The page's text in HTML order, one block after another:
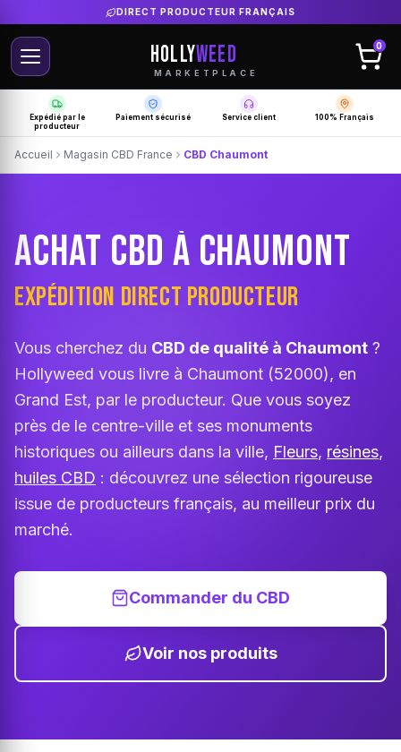
LIVRAISON GRATUITE SELON PRODUCTEUR
HOLLYWEED
MARKETPLACE
0
Expédié par le
producteur
Paiement sécurisé Service client 100% Français
Accueil Magasin CBD France CBD Chaumont
ACHAT CBD À CHAUMONT
EXPÉDITION DIRECT PRODUCTEUR
Vous cherchez du CBD de qualité à Chaumont ?
Hollyweed vous livre à Chaumont (52000), en
Grand Est, par le producteur. Que vous soyez
près de le centre-ville et ses monuments
historiques ou ailleurs dans la ville, Fleurs, résines,
huiles CBD : découvrez une sélection rigoureuse
issue de producteurs français, au meilleur prix du
marché.
Commander du CBD
Voir nos produits